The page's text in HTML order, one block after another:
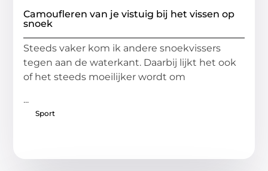
Camoufleren van je vistuig bij het vissen op
snoek
Steeds vaker kom ik andere snoekvissers
tegen aan de waterkant. Daarbij lijkt het ook
of het steeds moeilijker wordt om
...
Sport